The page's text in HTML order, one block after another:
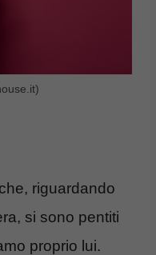
riguardando
si sono pentiti
proprio lui.